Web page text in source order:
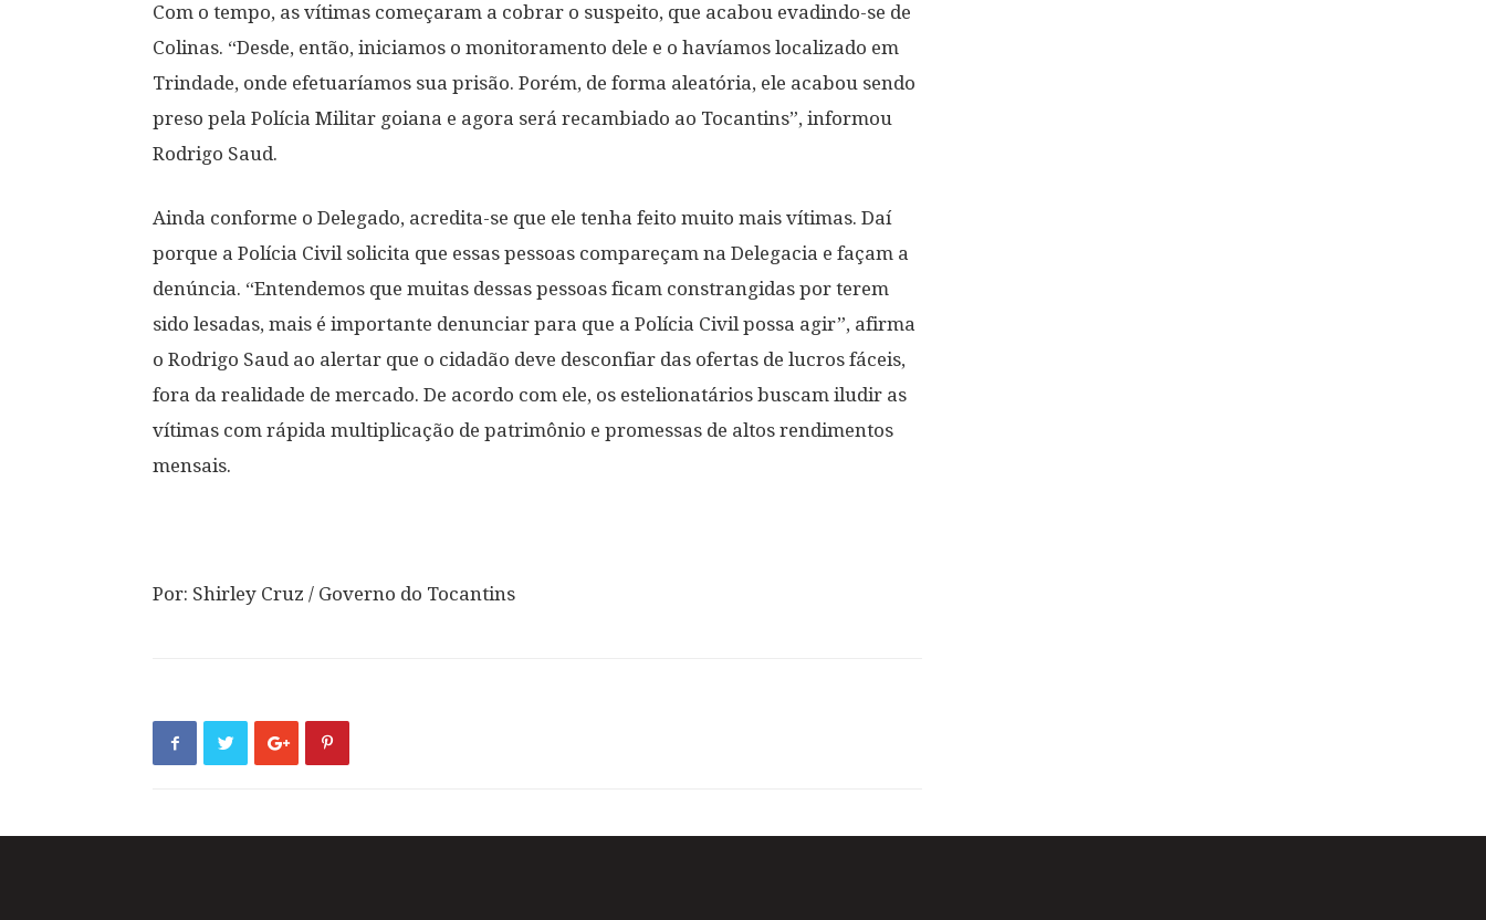
Com o tempo, as vítimas começaram a cobrar o suspeito, que acabou evadindo-se de
Colinas. “Desde, então, iniciamos o monitoramento dele e o havíamos localizado em
Trindade, onde efetuaríamos sua prisão. Porém, de forma aleatória, ele acabou sendo
preso pela Polícia Militar goiana e agora será recambiado ao Tocantins”, informou
Rodrigo Saud.
Ainda conforme o Delegado, acredita-se que ele tenha feito muito mais vítimas. Daí
porque a Polícia Civil solicita que essas pessoas compareçam na Delegacia e façam a
denúncia. “Entendemos que muitas dessas pessoas ficam constrangidas por terem
sido lesadas, mais é importante denunciar para que a Polícia Civil possa agir”, afirma
o Rodrigo Saud ao alertar que o cidadão deve desconfiar das ofertas de lucros fáceis,
fora da realidade de mercado. De acordo com ele, os estelionatários buscam iludir as
vítimas com rápida multiplicação de patrimônio e promessas de altos rendimentos
mensais.
Por: Shirley Cruz / Governo do Tocantins